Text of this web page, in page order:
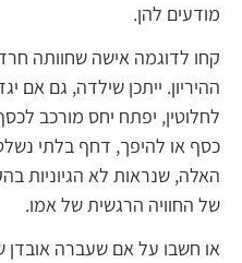
מודעים להן.
קחו לדוגמה אישה שחוותה
ההיריון. ייתכן שילדה, גם אם
לחלוטין, יפתח יחס מורכב
כסף או להיפך, דחף בלתי
האלה, שנראות לא הגיוניות
של החוויה הרגשית של אמו.
או חשבו על אם שעברה אובדן